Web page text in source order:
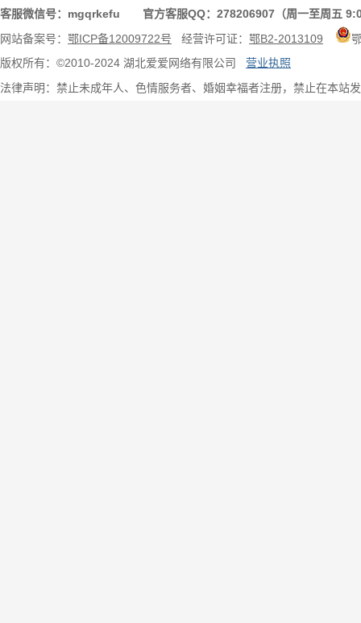
客服微信号：mgqrkefu 官方客服QQ：278206907（周一至周五
网站备案号： 鄂ICP备12009722号 经营许可证： 鄂B2-2013109
版权所有：©2010-2024 湖北爱爱网络有限公司 营业执照
法律声明：禁止未成年人、色情服务者、婚姻幸福者注册，禁止在本站